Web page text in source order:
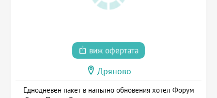
виж офертата
Дряново
Еднодневен пакет в напълно обновения хотел Форум